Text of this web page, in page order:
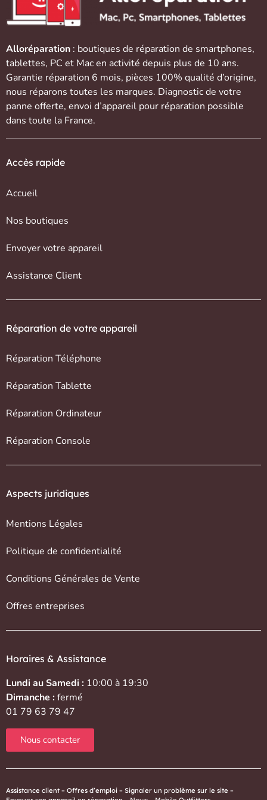
Alloréparation : boutiques de réparation de smartphones,
tablettes, PC et Macen activité depuis plus de 10 ans.
Garantie réparation 6 mois, pièces 100% qualité d’origine,
nous réparons toutes les marques. Diagnostic de votre
panne offerte, envoi d’appareil pour réparation possible
dans toute la France.
Accès rapide
Accueil
Nos boutiques
Envoyer votre appareil
Assistance Client
Réparation de votre appareil
Réparation Téléphone
Réparation Tablette
Réparation Ordinateur
Réparation Console
Aspects juridiques
Mentions Légales
Politique de confidentialité
Conditions Générales de Vente
Offres entreprises
Horaires & Assistance
Lundi au Samedi : 10:00 à 19:30
Dimanche :fermé
01 79 63 79 47
Nous contacter
Assistance client – Offres d’emploi – Signaler un problème sur le site –